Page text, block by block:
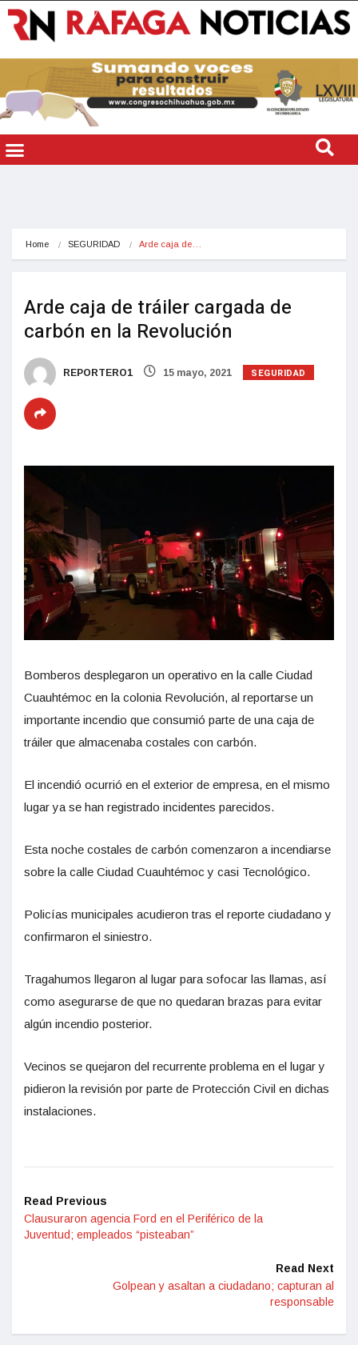
Home SEGURIDAD Arde caja de…
Arde caja de tráiler cargada de
carbón en la Revolución
REPORTERO1 15 mayo, 2021 SEGURIDAD
Bomberos desplegaron un operativo en la calle Ciudad
Cuauhtémoc en la colonia Revolución, al reportarse un
importante incendio que consumió parte de una caja de
tráiler que almacenaba costales con carbón.
El incendió ocurrió en el exterior de empresa, en el mismo
lugar ya se han registrado incidentes parecidos.
Esta noche costales de carbón comenzaron a incendiarse
sobre la calle Ciudad Cuauhtémoc y casi Tecnológico.
Policías municipales acudieron tras el reporte ciudadano y
confirmaron el siniestro.
Tragahumos llegaron al lugar para sofocar las llamas, así
como asegurarse de que no quedaran brazas para evitar
algún incendio posterior.
Vecinos se quejaron del recurrente problema en el lugar y
pidieron la revisión por parte de Protección Civil en dichas
instalaciones.
Read Previous
Clausuraron agencia Ford en el Periférico de la
Juventud; empleados “pisteaban”
Read Next
Golpean y asaltan a ciudadano; capturan al
responsable